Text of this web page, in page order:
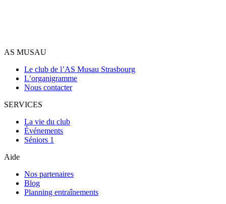
AS MUSAU
Le club de l’AS Musau Strasbourg
L’organigramme
Nous contacter
SERVICES
La vie du club
Événements
Séniors 1
Aide
Nos partenaires
Blog
Planning entraînements